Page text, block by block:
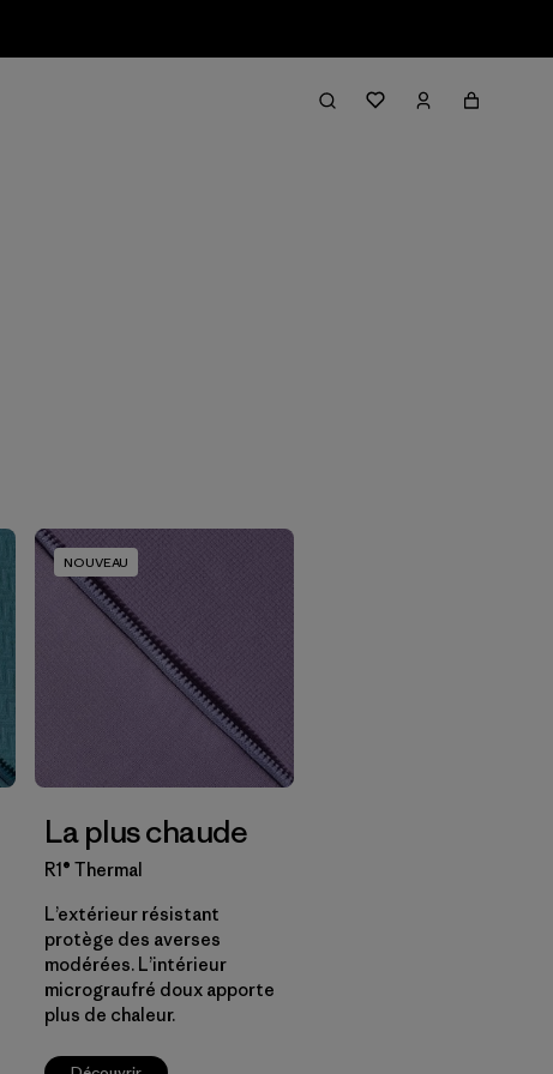
Filter & Sort
NOUVEAU
La plus chaude
R1® Thermal
L’extérieur résistant
protège des averses
modérées. L’intérieur
micrograufré doux apporte
plus de chaleur.